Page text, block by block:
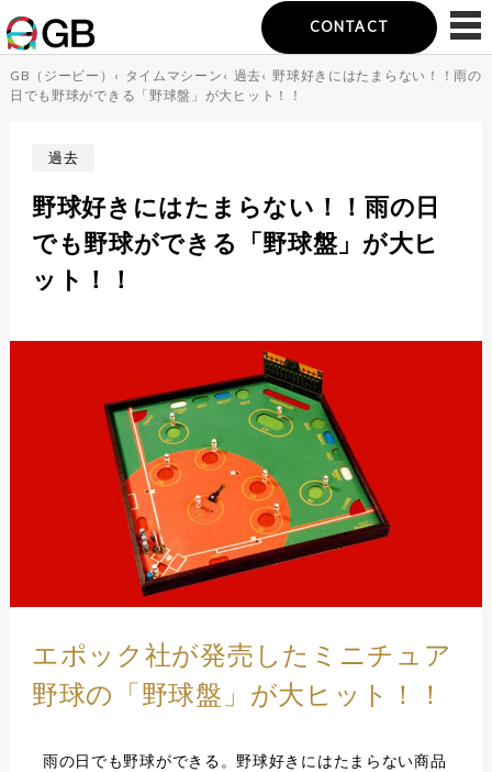
CONTACT
GB（ジービー） ‹ タイムマシーン ‹ 過去‹ 野球好きにはたまらない！！雨の
日でも野球ができる「野球盤」が大ヒット！！
過去
野球好きにはたまらない！！雨の日
でも野球ができる「野球盤」が大ヒ
ット！！
エポック社が発売したミニチュア
野球の「野球盤」が大ヒット！！
雨の日でも野球ができる。野球好きにはたまらない商品